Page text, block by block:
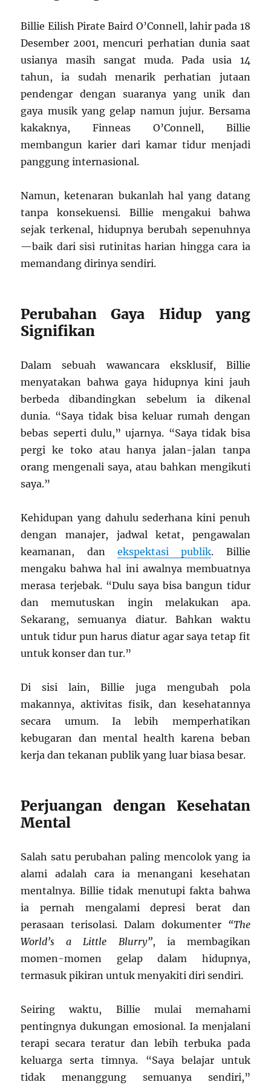
Billie Eilish Pirate Baird O’Connell, lahir pada 18
Desember 2001, mencuri perhatian dunia saat
usianya masih sangat muda. Pada usia 14
tahun, ia sudah menarik perhatian jutaan
pendengar dengan suaranya yang unik dan
gaya musik yang gelap namun jujur. Bersama
kakaknya, Finneas O’Connell, Billie
membangun karier dari kamar tidur menjadi
panggung internasional.
Namun, ketenaran bukanlah hal yang datang
tanpa konsekuensi. Billie mengakui bahwa
sejak terkenal, hidupnya berubah sepenuhnya
—baik dari sisi rutinitas harian hingga cara ia
memandang dirinya sendiri.
Perubahan Gaya Hidup yang
Signifikan
Dalam sebuah wawancara eksklusif, Billie
menyatakan bahwa gaya hidupnya kini jauh
berbeda dibandingkan sebelum ia dikenal
dunia. “Saya tidak bisa keluar rumah dengan
bebas seperti dulu,” ujarnya. “Saya tidak bisa
pergi ke toko atau hanya jalan-jalan tanpa
orang mengenali saya, atau bahkan mengikuti
saya.”
Kehidupan yang dahulu sederhana kini penuh
dengan manajer, jadwal ketat, pengawalan
keamanan, dan ekspektasi publik. Billie
mengaku bahwa hal ini awalnya membuatnya
merasa terjebak. “Dulu saya bisa bangun tidur
dan memutuskan ingin melakukan apa.
Sekarang, semuanya diatur. Bahkan waktu
untuk tidur pun harus diatur agar saya tetap fit
untuk konser dan tur.”
Di sisi lain, Billie juga mengubah pola
makannya, aktivitas fisik, dan kesehatannya
secara umum. Ia lebih memperhatikan
kebugaran dan mental health karena beban
kerja dan tekanan publik yang luar biasa besar.
Perjuangan dengan Kesehatan
Mental
Salah satu perubahan paling mencolok yang ia
alami adalah cara ia menangani kesehatan
mentalnya. Billie tidak menutupi fakta bahwa
ia pernah mengalami depresi berat dan
perasaan terisolasi. Dalam dokumenter “The
World’s a Little Blurry”, ia membagikan
momen-momen gelap dalam hidupnya,
termasuk pikiran untuk menyakiti diri sendiri.
Seiring waktu, Billie mulai memahami
pentingnya dukungan emosional. Ia menjalani
terapi secara teratur dan lebih terbuka pada
keluarga serta timnya. “Saya belajar untuk
tidak menanggung semuanya sendiri,”